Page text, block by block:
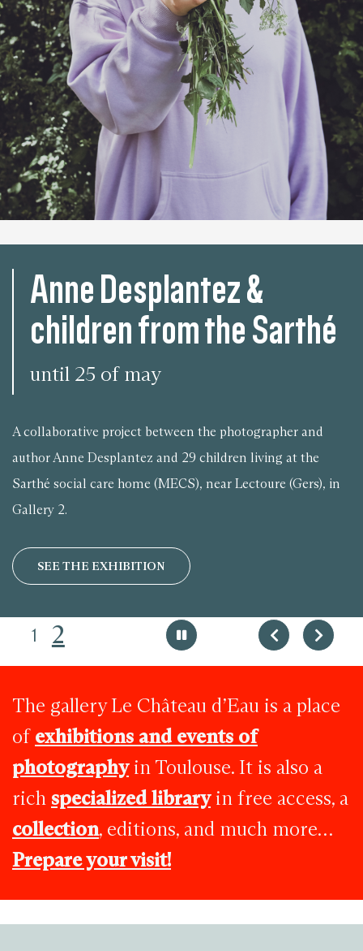
1 2
Anne Desplantez &
children from the Sarthé
until 25 of may
A collaborative project between the photographer and
author Anne Desplantez and 29 children living at the
Sarthé social care home (MECS), near Lectoure (Gers), in
Gallery 2.
SEE THE EXHIBITION
The gallery Le Château d’Eau is a place
of exhibitions and events of
photographyin Toulouse. It is also a
rich specialized libraryin free access, a
collection, editions, and much more…
Prepare your visit!